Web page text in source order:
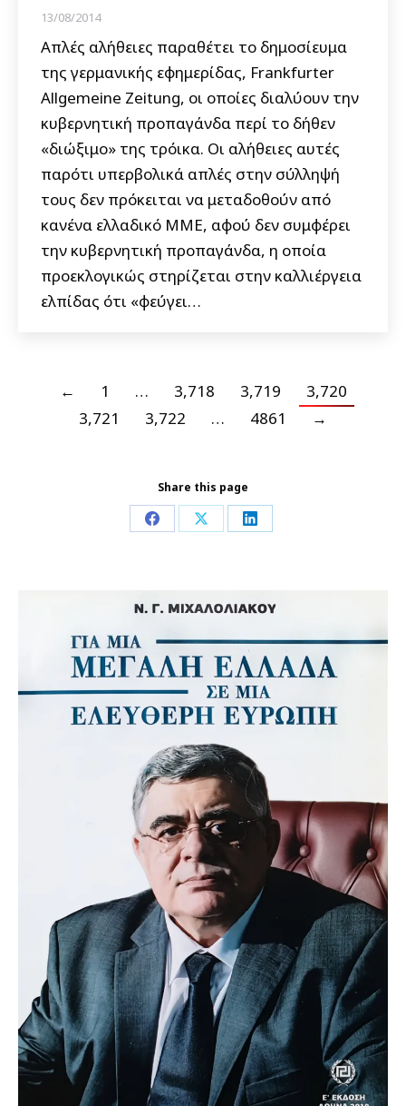
13/08/2014
Απλές αλήθειες παραθέτει το δημοσίευμα
της γερμανικής εφημερίδας, Frankfurter
Allgemeine Zeitung, οι οποίες διαλύουν την
κυβερνητική προπαγάνδα περί το δήθεν
«διώξιμο» της τρόικα. Οι αλήθειες αυτές
παρότι υπερβολικά απλές στην σύλληψή
τους δεν πρόκειται να μεταδοθούν από
κανένα ελλαδικό ΜΜΕ, αφού δεν συμφέρει
την κυβερνητική προπαγάνδα, η οποία
προεκλογικώς στηρίζεται στην καλλιέργεια
ελπίδας ότι «φεύγει…
← 1 … 3,718 3,719
3,720
3,721
3,722 … 4861 →
Share this page
Share Share Share